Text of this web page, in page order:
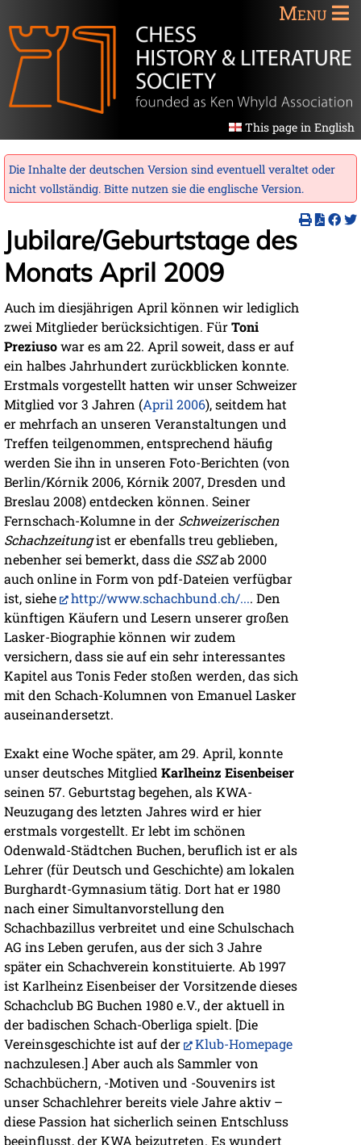
Menu
This page in English
Die Inhalte der deutschen Version sind eventuell veraltet oder
nicht vollständig. Bitte nutzen sie die englische Version.
Jubilare/Geburtstage des
Monats April 2009
Auch im diesjährigen April können wir lediglich
zwei Mitglieder berücksichtigen. FürToni
Preziusowar es am 22. April soweit, dass er auf
ein halbes Jahrhundert zurückblicken konnte.
Erstmals vorgestellt hatten wir unser Schweizer
Mitglied vor 3 Jahren (April 2006), seitdem hat
er mehrfach an unseren Veranstaltungen und
Treffen teilgenommen, entsprechend häufig
werden Sie ihn in unseren Foto-Berichten (von
Berlin/Kórnik 2006, Kórnik 2007, Dresden und
Breslau 2008) entdecken können. Seiner
Fernschach-Kolumne in der Schweizerischen
Schachzeitungist er ebenfalls treu geblieben,
nebenher sei bemerkt, dass die SSZab 2000
auch online in Form von pdf-Dateien verfügbar
ist, siehe
http://www.schachbund.ch/.... Den
künftigen Käufern und Lesern unserer großen
Lasker-Biographie können wir zudem
versichern, dass sie auf ein sehr interessantes
Kapitel aus Tonis Feder stoßen werden, das sich
mit den Schach-Kolumnen von Emanuel Lasker
auseinandersetzt.
Exakt eine Woche später, am 29. April, konnte
unser deutsches Mitglied Karlheinz Eisenbeiser
seinen 57. Geburtstag begehen, als KWA-
Neuzugang des letzten Jahres wird er hier
erstmals vorgestellt. Er lebt im schönen
Odenwald-Städtchen Buchen, beruflich ist er als
Lehrer (für Deutsch und Geschichte) am lokalen
Burghardt-Gymnasium tätig. Dort hat er 1980
nach einer Simultanvorstellung den
Schachbazillus verbreitet und eine Schulschach
AG ins Leben gerufen, aus der sich 3 Jahre
später ein Schachverein konstituierte. Ab 1997
ist Karlheinz Eisenbeiser der Vorsitzende dieses
Schachclub BG Buchen 1980 e.V., der aktuell in
der badischen Schach-Oberliga spielt. [Die
Vereinsgeschichte ist auf der
Klub-Homepage
nachzulesen.] Aber auch als Sammler von
Schachbüchern, -Motiven und -Souvenirs ist
unser Schachlehrer bereits viele Jahre aktiv –
diese Passion hat sicherlich seinen Entschluss
beeinflusst, der KWA beizutreten. Es wundert